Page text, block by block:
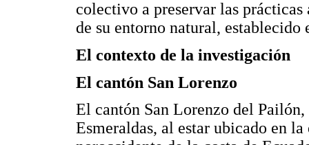
colectivo a preservar las
de su entorno natural,
El contexto de la investigación
El cantón San Lorenzo
El cantón San Lorenzo del
Esmeraldas, al estar ubicado en